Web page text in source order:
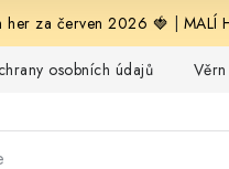
her za červen 2026 🍓 MALÍ
osobních údajů